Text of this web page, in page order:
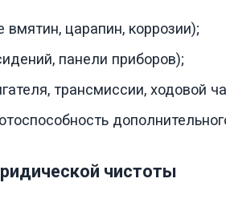
вмятин, царапин, коррозии);
панели приборов);
трансмиссии, ходовой
чистоты